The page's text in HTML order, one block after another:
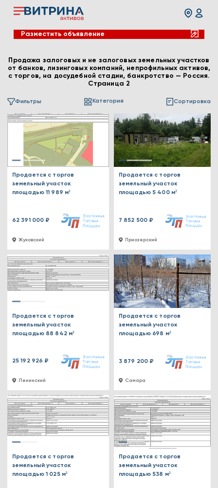
Разместить объявление
Продажа залоговых и не залоговых земельных участков
от банков, лизинговых компаний, непрофильных активов,
с торгов, на досудебной стадии, банкротство — Россия.
Страница 2
Фильтры Категория Сортировка
Жуковский
Продается с торгов
земельный участок
площадью 11 989 м²
62 391 000 ₽
Приозерский
Продается с торгов
земельный участок
площадью 5 400 м²
7 852 500 ₽
Ленинский
Продается с торгов
земельный участок
площадью 88 842 м²
25 192 926 ₽
Самара
Продается с торгов
земельный участок
площадью 698 м²
3 879 200 ₽
Продается с торгов
земельный участок
площадью 1 025 м²
Продается с торгов
земельный участок
площадью 538 м²